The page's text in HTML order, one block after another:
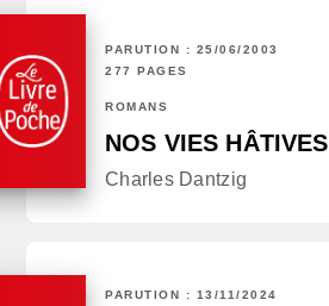
PARUTION : 25/06/2003
277 PAGES
ROMANS
NOS VIES HÂTIVES
Charles Dantzig
PARUTION : 13/11/2024